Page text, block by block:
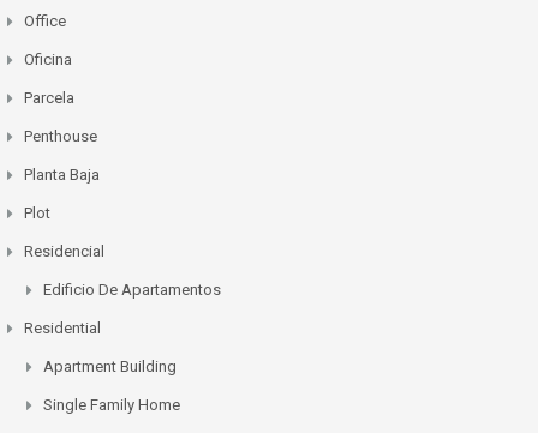
Office
Oficina
Parcela
Penthouse
Planta Baja
Plot
Residencial
Edificio De Apartamentos
Residential
Apartment Building
Single Family Home